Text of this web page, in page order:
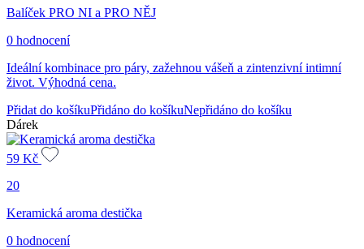
Balíček PRO NI a PRO NĚJ
0 hodnocení
Ideální kombinace pro páry, zažehnou vášeň a zintenzivní intimní
život. Výhodná cena.
Přidat do košíkuPřidáno do košíkuNepřidáno do košíku
Dárek
59 Kč
20
Keramická aroma destička
0 hodnocení